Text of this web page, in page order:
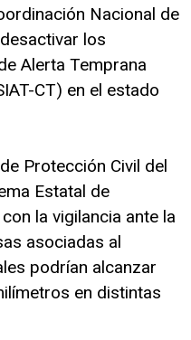
Nacional de
los
Alerta Temprana
CT) en el estado
Protección Civil del
Estatal de
la vigilancia ante la
asociadas al
podrían alcanzar
en distintas